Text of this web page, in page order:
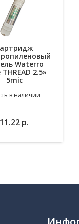
Waterro
2.5»
5mic
в наличии
11.22 р.